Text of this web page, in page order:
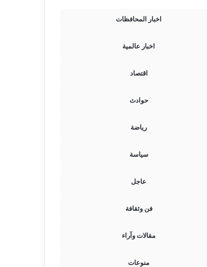
اخبار المحافظات
اخبار عالمية
اقتصاد
حوادث
رياضة
سياسة
عاجل
فن وثقافة
مقالات وآراء
منوعات